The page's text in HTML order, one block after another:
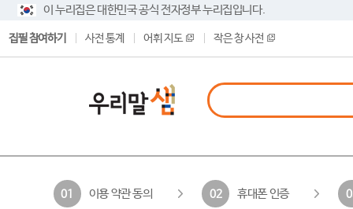
이 누리집은 대한민국 공식 전자정부 누리집입니다.
집필 참여하기 사전 통계 어휘 지도 작은 창 사전
01 이용 약관 동의 02 휴대폰 인증